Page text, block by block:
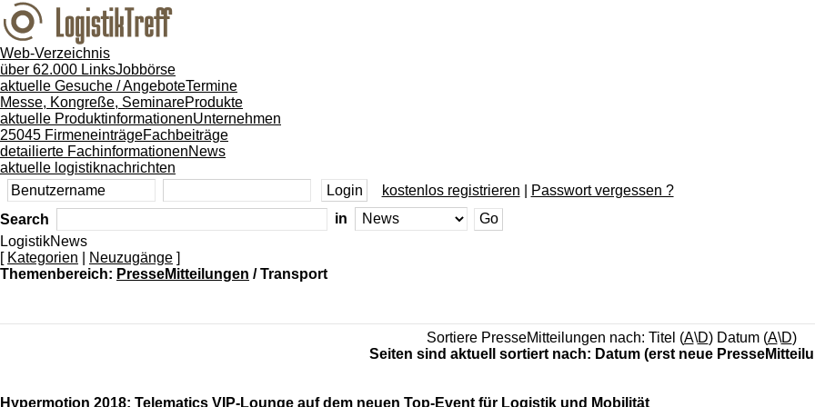
Web-Verzeichnis
über 62.000 LinksJobbörse
aktuelle Gesuche / AngeboteTermine
Messe, Kongreße, SeminareProdukte
aktuelle ProduktinformationenUnternehmen
25045 FirmeneinträgeFachbeiträge
detailierte FachinformationenNews
aktuelle logistiknachrichten
kostenlos registrieren
Passwort vergessen ?
Search
in
LogistikNews
[ Kategorien Neuzugänge ]
Themenbereich: PresseMitteilungen / Transport
Sortiere PresseMitteilungen nach: Titel (A\D) Datum (A\D)
Seiten sind aktuell sortiert nach: Datum (erst neue
Hypermotion 2018: Telematics VIP-Lounge auf dem neuen Top-Event für Logistik und Mobilität